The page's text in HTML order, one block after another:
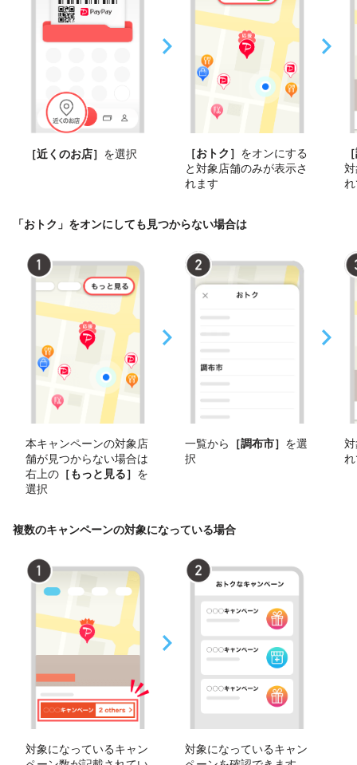
［近くのお店］ を選択 ［おトク］ をオンにする
と対象店舗のみが表示さ
れます
「おトク」をオンにしても見つからない場合は
本キャンペーンの対象店
舗が見つからない場合は
右上の ［もっと見る］ を
選択
一覧から ［調布市］ を選
択
複数のキャンペーンの対象になっている場合
対象になっているキャン
対象になっているキャン